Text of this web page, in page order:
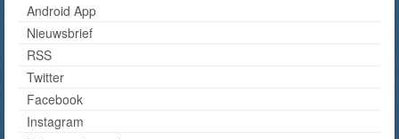
Android App
Nieuwsbrief
RSS
Twitter
Facebook
Instagram